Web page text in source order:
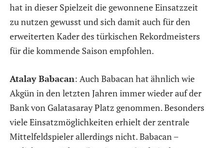
hat in dieser Spielzeit die gewonnene Einsatzzeit
zu nutzen gewusst und sich damit auch für den
erweiterten Kader des türkischen Rekordmeisters
für die kommende Saison empfohlen.
Atalay Babacan: Auch Babacan hat ähnlich wie
Akgün in den letzten Jahren immer wieder auf der
Bank von Galatasaray Platz genommen. Besonders
viele Einsatzmöglichkeiten erhielt der zentrale
Mittelfeldspieler allerdings nicht. Babacan –